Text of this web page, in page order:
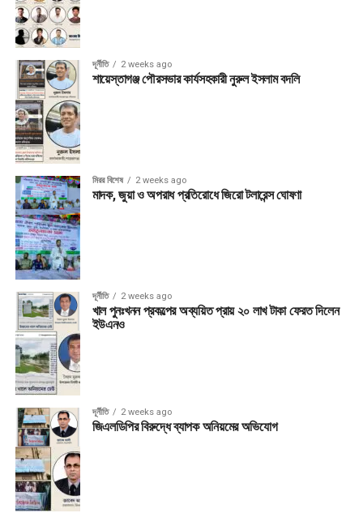
দূর্নীতি 2 weeks ago
শায়েস্তাগঞ্জ পৌরসভার কার্যসহকারী নুরুল ইসলাম বদলি
মিরর বিশেষ 2 weeks ago
মাদক, জুয়া ও অপরাধ প্রতিরোধে জিরো টলারেন্স ঘোষণা
দূর্নীতি 2 weeks ago
খাল পুনঃখনন প্রকল্পের অব্যয়িত প্রায় ২০ লাখ টাকা ফেরত দিলেন
ইউএনও
দূর্নীতি 2 weeks ago
জিএলডিপির বিরুদ্ধে ব্যাপক অনিয়মের অভিযোগ